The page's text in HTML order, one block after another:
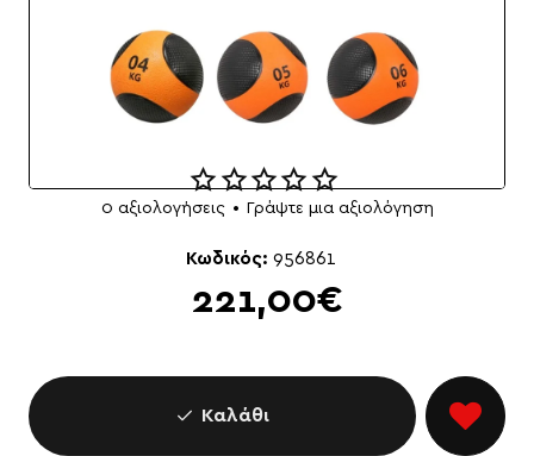
0 αξιολογήσεις • Γράψτε μια αξιολόγηση
221,00€
Κωδικός: 956861
Καλάθι